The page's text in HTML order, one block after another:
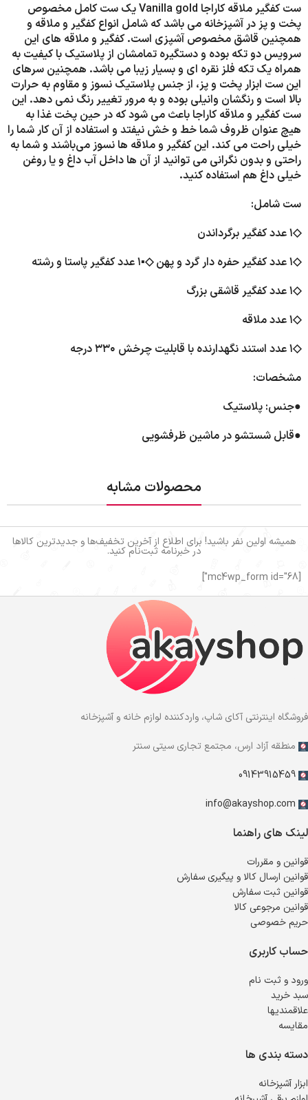
ست کفگیر ملاقه کاراجا Vanilla gold یک ست کامل مخصوص
پخت و پز در آشپزخانه می باشد که شامل انواع کفگیر و ملاقه و
همچنین قاشق مخصوص آشپزی است. کفگیر و ملاقه های این
سرویس دو تکه بوده و دستگیره تمامشان از پلاستیک با کیفیت به
همراه یک تکه فلز نقره ای و بسیار زیبا می باشد. همچنین سرهای
این ست ابزار پخت و پز، از جنس پلاستیک نسوز و مقاوم به حرارت
بالا است و رنگشان وانیلی بوده و به مرور تغییر رنگ نمی دهد. این
ست کفگیر و ملاقه کاراجا باعث می شود که در حین پخت غذا به
هیچ عنوان ظروف شما خط و خش نیفتد و استفاده از آن کار شما را
خیلی راحت می کند. این کفگیر و ملاقه ها نسوز می‌باشند و شما به
راحتی و بدون نگرانی می توانید از آن ها داخل آب داغ و یا روغن
خیلی داغ هم استفاده کنید.
ست شامل:
◇۱ عدد کفگیر برگرداندن
◇۱ عدد کفگیر حفره دار گرد و پهن ◇▪︎۱ عدد کفگیر پاستا و رشته
◇۱ عدد کفگیر قاشقی بزرگ
◇۱ عدد ملاقه
◇۱ عدد استند نگهدارنده با قابلیت چرخش ۳۳۰ درجه
مشخصات:
●جنس: پلاستیک
●قابل شستشو در ماشین ظرفشویی
محصولات مشابه
همیشه اولین نفر باشید! برای اطلاع از آخرین تخفیف‌ها و جدیدترین کالاها
در خبرنامه ثبت‌نام کنید.
[mc4wp_form id="68"]
فروشگاه اینترنتی آکای شاپ، واردکننده لوازم خانه و آشپزخانه
منطقه آزاد ارس، مجتمع تجاری سیتی سنتر
09143915459
info@akayshop.com
لینک های راهنما
قوانین و مقررات
قوانین ارسال کالا و پیگیری سفارش
قوانین ثبت سفارش
قوانین مرجوعی کالا
حریم خصوصی
حساب کاربری
ورود و ثبت نام
سبد خرید
علاقمندیها
مقایسه
دسته بندی ها
ابزار آشپزخانه